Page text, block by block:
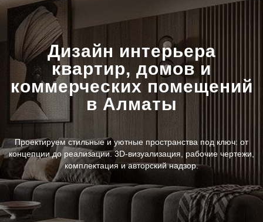
Дизайн интерьера
квартир, домов и
коммерческих помещений
в Алматы
Проектируем стильные и уютные пространства под ключ: от
концепции до реализации. 3D-визуализация, рабочие чертежи,
комплектация и авторский надзор.